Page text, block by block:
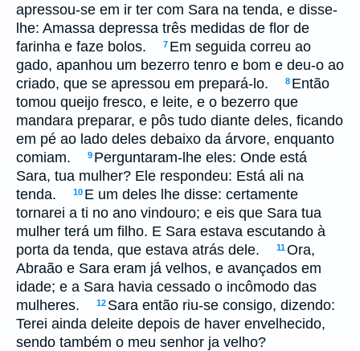
apressou-se em ir ter com Sara na tenda, e disse-
lhe: Amassa depressa três medidas de flor de
farinha e faze bolos.
7 Em seguida correu ao
gado, apanhou um bezerro tenro e bom e deu-o ao
criado, que se apressou em prepará-lo.
8 Então
tomou queijo fresco, e leite, e o bezerro que
mandara preparar, e pôs tudo diante deles, ficando
em pé ao lado deles debaixo da árvore, enquanto
comiam.
9 Perguntaram-lhe eles: Onde está
Sara, tua mulher? Ele respondeu: Está ali na
tenda.
10 E um deles lhe disse: certamente
tornarei a ti no ano vindouro; e eis que Sara tua
mulher terá um filho. E Sara estava escutando à
porta da tenda, que estava atrás dele.
11Ora,
Abraão e Sara eram já velhos, e avançados em
idade; e a Sara havia cessado o incômodo das
mulheres.
12 Sara então riu-se consigo, dizendo:
Terei ainda deleite depois de haver envelhecido,
sendo também o meu senhor ja velho?